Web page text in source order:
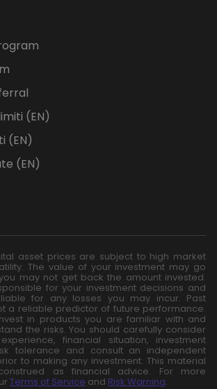
(EN)
(EN)
(EN)
asset prices are subject to high market
The value of your investment may go
may not get back the amount invested.
for your investment decisions and
for any losses you may incur. Past
a reliable predictor of future performance.
in products you are familiar with and
the risks. You should carefully consider
financial situation, investment
tolerance and consult an independent
to making any investment. This material
as financial advice. For more
Terms of Service and Risk Warning.